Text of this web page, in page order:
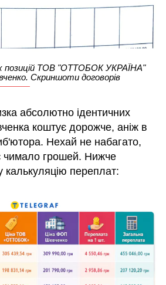
позицій ТОВ "ОТТОБОК УКРАЇНА"
Скриншоти договорів
абсолютно ідентичних
коштує дорожче, аніж в
Нехай не набагато,
чимало грошей. Нижче
калькуляцію переплат: